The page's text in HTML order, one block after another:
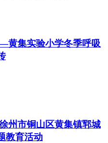
黄集实验小学冬季呼吸
州市铜山区黄集镇郓城
教育活动